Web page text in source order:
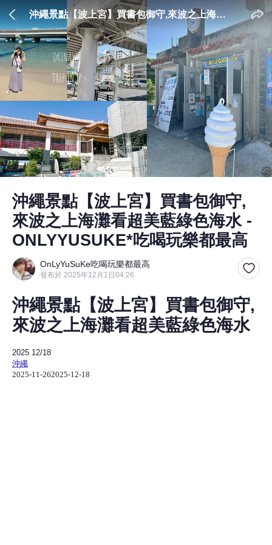
沖繩景點【波上宮】買書包御守,來波之上海灘
看超美藍綠色海水 - ONLYYUSUKE*吃喝玩樂
都最高
沖繩景點【波上宮】買書包御守,
來波之上海灘看超美藍綠色海水 -
ONLYYUSUKE*吃喝玩樂都最高
OnLyYuSuKe吃喝玩樂都最高
發布於 2025年12月1日04:26
沖繩景點【波上宮】買書包御守,
來波之上海灘看超美藍綠色海水
2025 12/18
沖繩
2025-11-262025-12-18